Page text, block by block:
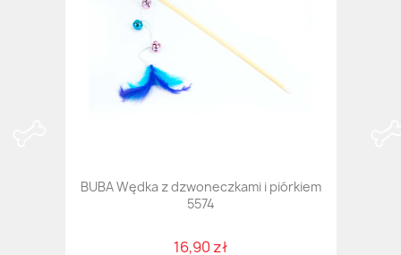
BUBA Wędka z dzwoneczkami i piórkiem
5574
16,90 zł